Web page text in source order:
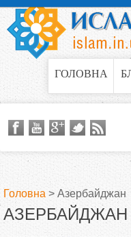
ГОЛОВНА
В
Головна > Азербайджан
АЗЕРБАЙДЖАН